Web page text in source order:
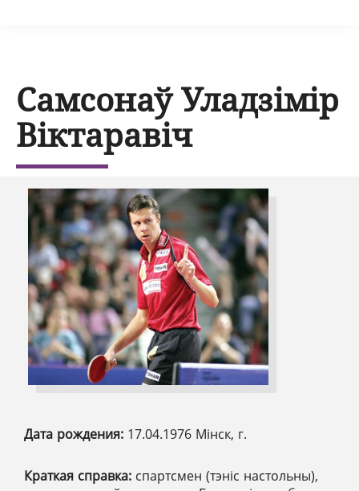
Самсонаў Уладзімір
Віктаравіч
Дата рождения: 17.04.1976 Мінск, г.
Краткая справка: спартсмен (тэніс настольны),